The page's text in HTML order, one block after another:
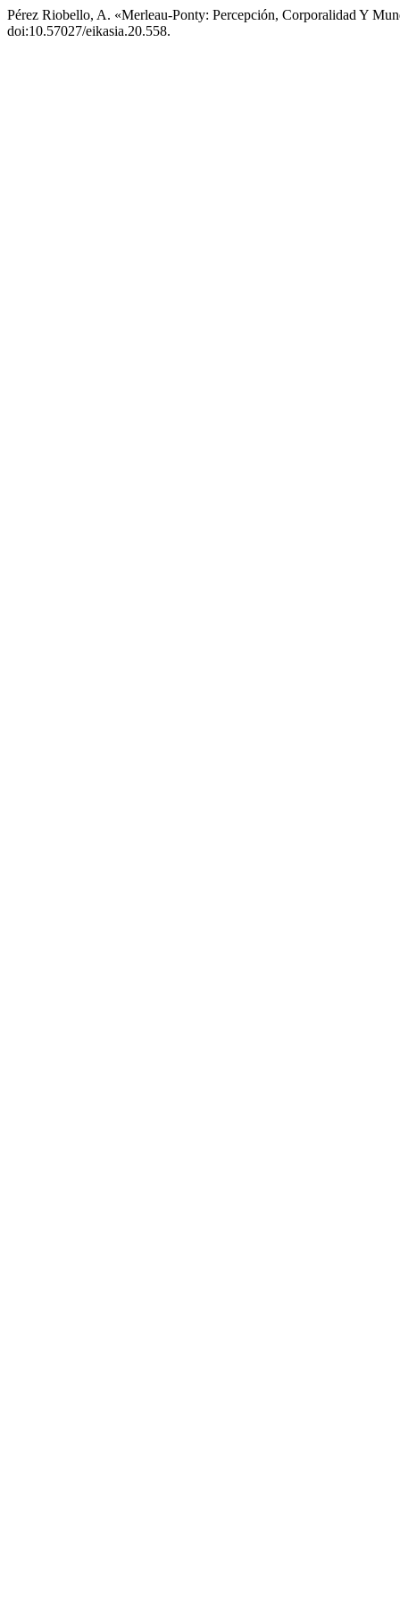
Pérez Riobello, A. «Merleau-Ponty: Percepción, Corporalidad Y
doi:10.57027/eikasia.20.558.